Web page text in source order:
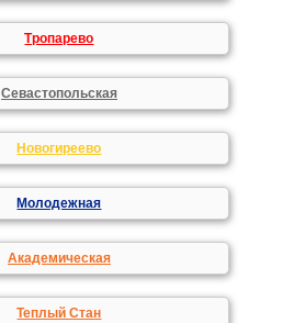
Тропарево
Севастопольская
Новогиреево
Молодежная
Академическая
Теплый Стан